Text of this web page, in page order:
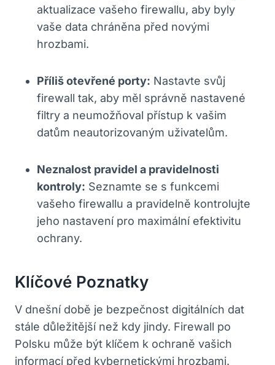
aktualizace vašeho firewallu, aby byly
vaše data chráněna před novými
hrozbami.
Příliš otevřené porty: Nastavte svůj
firewall tak, aby měl správně nastavené
filtry a neumožňoval přístup k vašim
datům neautorizovaným uživatelům.
Neznalost pravidel a pravidelnosti
kontroly: Seznamte se s funkcemi
vašeho firewallu a pravidelně kontrolujte
jeho nastavení pro maximální efektivitu
ochrany.
Klíčové Poznatky
V dnešní době je bezpečnost digitálních dat
stále důležitější než kdy jindy. Firewall po
Polsku může být klíčem k ochraně vašich
informací před kybernetickými hrozbami.